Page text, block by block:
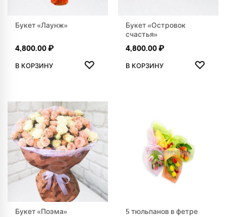
Букет «Лаунж»
4,800.00₽
В КОРЗИНУ ♡
ДОБАВИТЬ В ИЗБРАННОЕ
Букет «Островок
счастья»
4,800.00₽
В КОРЗИНУ ♡
Букет «Поэма» 5 тюльпанов в фетре